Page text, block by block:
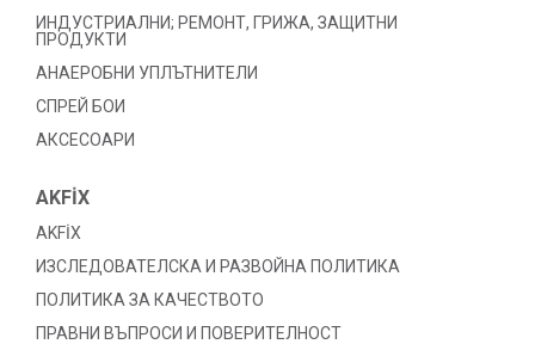
ИНДУСТРИАЛНИ; РЕМОНТ, ГРИЖА, ЗАЩИТНИ
ПРОДУКТИ
АНАЕРОБНИ УПЛЪТНИТЕЛИ
СПРЕЙ БОИ
АКСЕСОАРИ
AKFİX
AKFİX
ИЗСЛЕДОВАТЕЛСКА И РАЗВОЙНА ПОЛИТИКА
ПОЛИТИКА ЗА КАЧЕСТВОТО
ПРАВНИ ВЪПРОСИ И ПОВЕРИТЕЛНОСТ